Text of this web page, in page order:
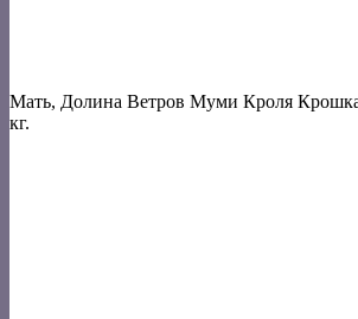
Мать, Долина Ветров Муми Кроля
кг.